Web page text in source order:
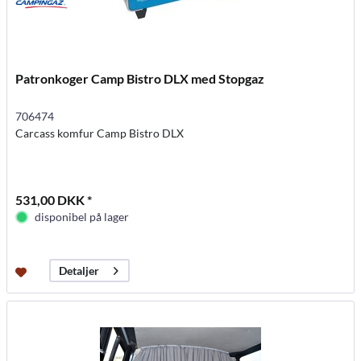
Patronkoger Camp Bistro DLX med Stopgaz
706474
Carcass komfur Camp Bistro DLX
531,00 DKK *
disponibel på lager
Detaljer